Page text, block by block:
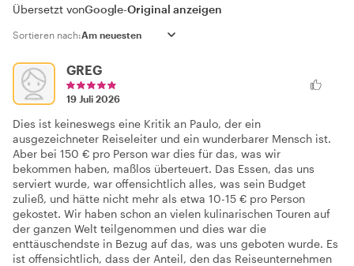
Übersetzt vonGoogle-Original anzeigen
Sortieren nach:
GREG
19 Juli 2026
Dies ist keineswegs eine Kritik an Paulo, der ein
ausgezeichneter Reiseleiter und ein wunderbarer Mensch ist.
Aber bei 150 € pro Person war dies für das, was wir
bekommen haben, maßlos überteuert. Das Essen, das uns
serviert wurde, war offensichtlich alles, was sein Budget
zuließ, und hätte nicht mehr als etwa 10-15 € pro Person
gekostet. Wir haben schon an vielen kulinarischen Touren auf
der ganzen Welt teilgenommen und dies war die
enttäuschendste in Bezug auf das, was uns geboten wurde. Es
ist offensichtlich, dass der Anteil, den das Reiseunternehmen